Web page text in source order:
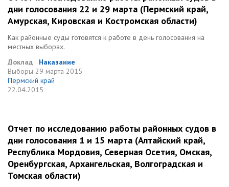
дни голосования 22 и 29 марта (Пермский край,
Амурская, Кировская и Костромская области)
Как районные суды готовятся к работе в день голосования на
местных выборах.
Доклад
Наказание
Выборы 29 марта 2015
Пермский край
22.04.2015
Отчет по исследованию работы районных судов в
дни голосования 1 и 15 марта (Алтайский край,
Республика Мордовия, Северная Осетия, Омская,
Оренбургская, Архангельская, Волгоградская и
Томская области)